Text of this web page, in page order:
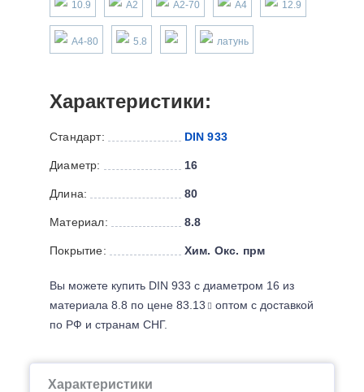
10.9 А2 А2-70 А4 12.9
А4-80 5.8 латунь
Характеристики:
Стандарт: DIN 933
Диаметр: 16
Длина: 80
Материал: 8.8
Покрытие: Хим. Окс. прм
Вы можете купить DIN 933 с диаметром 16 из
материала 8.8 по цене 83.13
оптом с доставкой
по РФ и странам СНГ.
Характеристики